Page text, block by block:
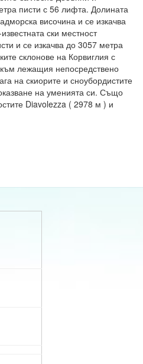
писти с 56 лифта. Долината
височина и се изкачва
ски местност
и се изкачва до 3057 метра
склонове на Корвиглия с
лежащия непосредствено
на скиорите и сноубордистите
на уменията си. Също
Diavolezza ( 2978 м ) и